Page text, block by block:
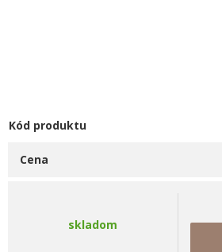
Kód produktu
Cena
skladom